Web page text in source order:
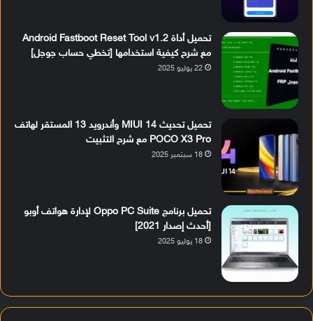
تحميل أداة Android Fastboot Reset Tool v1.2
مع شرح كيفية استخدامها [تخطي حساب جوجل]
22 يوليو 2025
تحميل تحديث MIUI 14 وأندرويد 13 المستقر لهاتف
POCO X3 Pro مع شرح التثبيت
18 سبتمبر 2025
تحميل برنامج Oppo PC Suite لإدارة هواتف أوبو
[أحدث إصدار 2021]
18 يوليو 2025